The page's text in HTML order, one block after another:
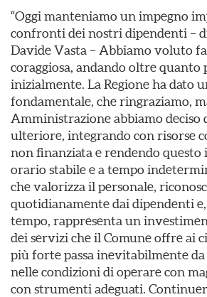
“Oggi manteniamo un impegno
confronti dei nostri dipendenti –
Davide Vasta – Abbiamo voluto
coraggiosa, andando oltre quanto
inizialmente. La Regione ha dato
fondamentale, che ringraziamo,
Amministrazione abbiamo deciso
ulteriore, integrando con risorse
non finanziata e rendendo questo
orario stabile e a tempo
che valorizza il personale,
quotidianamente dai dipendenti e,
tempo, rappresenta un
dei servizi che il Comune offre ai
più forte passa inevitabilmente
nelle condizioni di operare con
con strumenti adeguati.